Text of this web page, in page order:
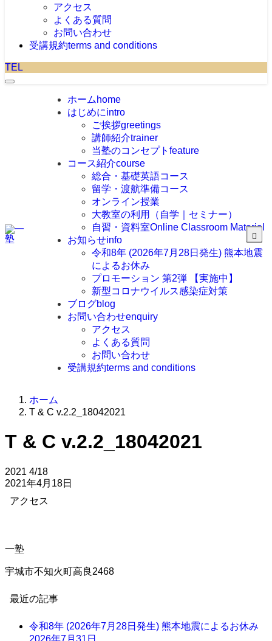
アクセス
よくある質問
お問い合わせ
受講規約terms and conditions
TEL
ホーム home
はじめにintro
ご挨拶greetings
講師紹介trainer
当塾のコンセプト feature
コース紹介course
総合・基礎英語コース
留学・渡航準備コース
オンライン授業
大教室の利用（自学｜セミナー）
自習・資料室Online Classroom Material
お知らせinfo
令和8年 (2026年7月28日発生) 熊本地震
によるお休み
プロモーション 第2弾 【実施中】
新型コロナウイルス感染症対策
ブログblog
お問い合わせenquiry
アクセス
よくある質問
お問い合わせ
受講規約terms and conditions
ホーム
T & C v.2.2_18042021
T & C v.2.2_18042021
2021 4/18
2021年4月18日
アクセス
一塾
宇城市不知火町高良2468
最近の記事
令和8年 (2026年7月28日発生) 熊本地震によるお休み
2026年7月31日